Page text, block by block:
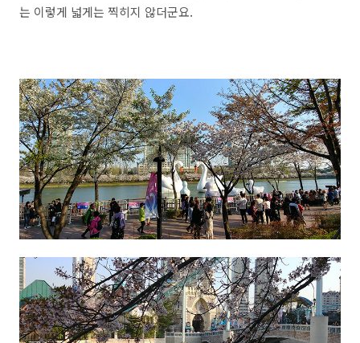
는 이렇게 넓게는 찍히지 않더군요.